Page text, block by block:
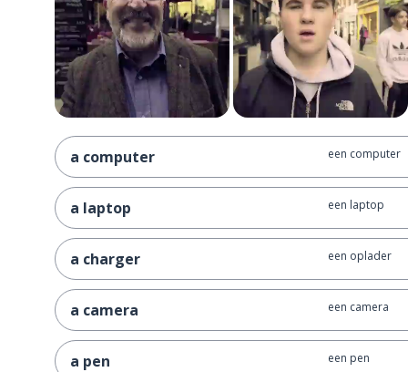
a computer een computer
a laptop een laptop
a charger een oplader
a camera een camera
a pen een pen